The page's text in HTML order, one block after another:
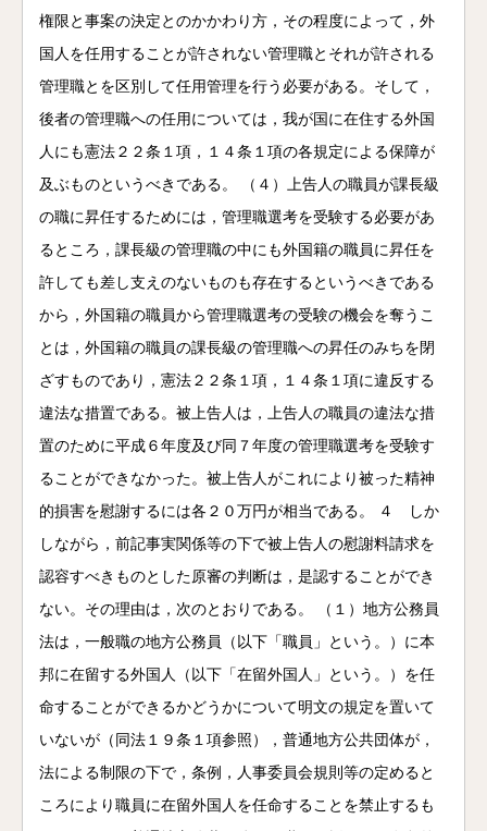
権限と事案の決定とのかかわり方，その程度によって，外
国人を任用することが許されない管理職とそれが許される
管理職とを区別して任用管理を行う必要がある。そして，
後者の管理職への任用については，我が国に在住する外国
人にも憲法２２条１項，１４条１項の各規定による保障が
及ぶものというべきである。 （４）上告人の職員が課長級
の職に昇任するためには，管理職選考を受験する必要があ
るところ，課長級の管理職の中にも外国籍の職員に昇任を
許しても差し支えのないものも存在するというべきである
から，外国籍の職員から管理職選考の受験の機会を奪うこ
とは，外国籍の職員の課長級の管理職への昇任のみちを閉
ざすものであり，憲法２２条１項，１４条１項に違反する
違法な措置である。被上告人は，上告人の職員の違法な措
置のために平成６年度及び同７年度の管理職選考を受験す
ることができなかった。被上告人がこれにより被った精神
的損害を慰謝するには各２０万円が相当である。 ４ しか
しながら，前記事実関係等の下で被上告人の慰謝料請求を
認容すべきものとした原審の判断は，是認することができ
ない。その理由は，次のとおりである。 （１）地方公務員
法は，一般職の地方公務員（以下「職員」という。）に本
邦に在留する外国人（以下「在留外国人」という。）を任
命することができるかどうかについて明文の規定を置いて
いないが（同法１９条１項参照），普通地方公共団体が，
法による制限の下で，条例，人事委員会規則等の定めると
ころにより職員に在留外国人を任命することを禁止するも